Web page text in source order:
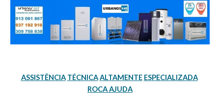
ASSISTÊNCIA TÉCNICA ALTAMENTE ESPECIALIZADA
ROCA AJUDA